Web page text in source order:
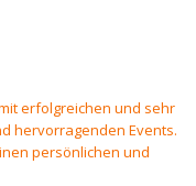
erfolgreichen und sehr
hervorragenden Events.
persönlichen und